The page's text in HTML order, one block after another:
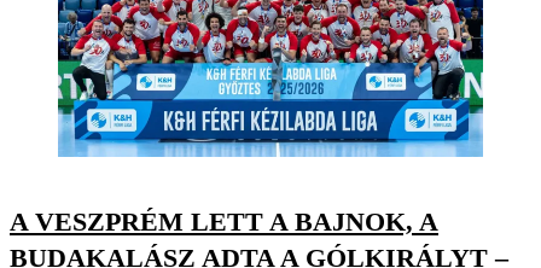
A VESZPRÉM LETT A BAJNOK, A
BUDAKALÁSZ ADTA A GÓLKIRÁLYT –